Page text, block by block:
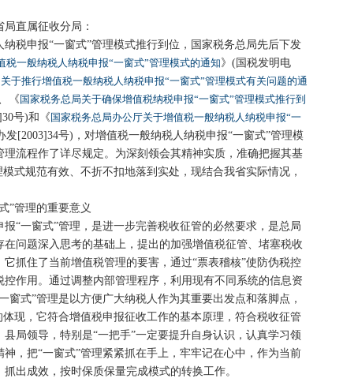
直属征收分局：
申报“一窗式”管理模式推行到位，国家税务总局先后下发
税一般纳税人纳税申报“一窗式”管理模式的通知》(国税发明电
于推行增值税一般纳税人纳税申报“一窗式”管理模式有关问题的通
《 国家税务总局关于确保增值税纳税申报“一窗式”管理模式推行到
号)和《 国家税务总局办公厅关于增值税一般纳税人纳税申报“一
发[2003]34号)，对增值税一般纳税人纳税申报“一窗式”管理模
流程作了详尽规定。为深刻领会其精神实质，准确把握其基
式规范有效、不折不扣地落到实处，现结合我省实际情况，
管理的重要意义
一窗式”管理，是进一步完善税收征管的必然要求，是总局
问题深入思考的基础上，提出的加强增值税征管、堵塞税收
抓住了当前增值税管理的要害，通过“票表稽核”使防伪税控
作用。通过调整内部管理程序，利用现有不同系统的信息资
窗式”管理是以方便广大纳税人作为其重要出发点和落脚点，
现，它符合增值税申报征收工作的基本原理，符合税收征管
局领导，特别是“一把手”一定要提升自身认识，认真学习领
，把“一窗式”管理紧紧抓在手上，牢牢记在心中，作为当前
出成效，按时保质保量完成模式的转换工作。